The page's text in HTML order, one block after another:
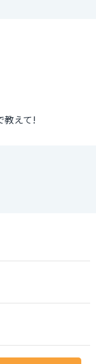
は「詳細な 」
検討する必要が
教えて!